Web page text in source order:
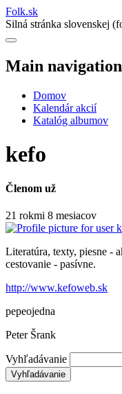
Folk.sk
Silná stránka slovenskej
Main navigation
Domov
Kalendár akcií
Katalóg albumov
kefo
Členom už
21 rokmi 8 mesiacov
Literatúra, texty, piesne -
cestovanie - pasívne.
http://www.kefoweb.sk
pepeojedna
Peter Šrank
Vyhľadávanie